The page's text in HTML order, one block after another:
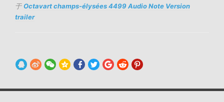
于Octavart champs-élysées 4499 Audio Note Version
trailer